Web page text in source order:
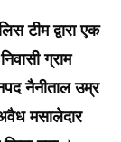
टीम द्वारा एक
ग्राम
नैनीताल उम्र
मसालेदार